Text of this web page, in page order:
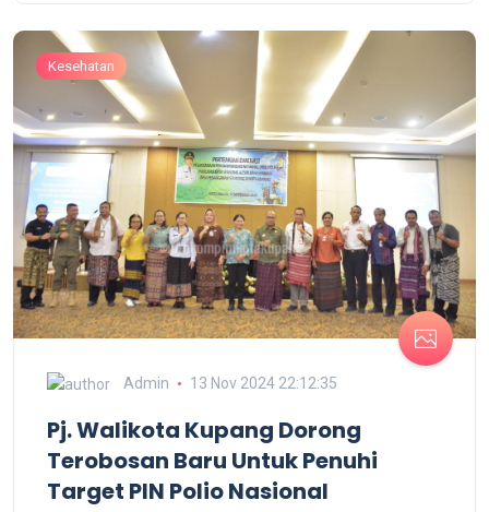
Kesehatan
Admin 13 Nov 2024 22:12:35
Pj. Walikota Kupang Dorong
Terobosan Baru Untuk Penuhi
Target PIN Polio Nasional